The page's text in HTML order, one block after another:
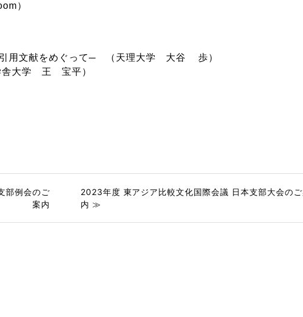
）
引用文献をめぐって─ （天理大学 大谷 歩）
舎大学 王 宝平）
部例会のご
案内
2023年度 東アジア比較文化国際会議 日本支部大会の
内 ≫